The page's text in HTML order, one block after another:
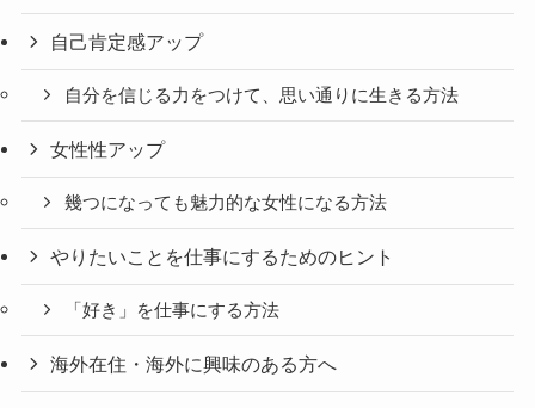
自己肯定感アップ
自分を信じる力をつけて、思い通りに生きる方法
女性性アップ
幾つになっても魅力的な女性になる方法
やりたいことを仕事にするためのヒント
「好き」を仕事にする方法
海外在住・海外に興味のある方へ